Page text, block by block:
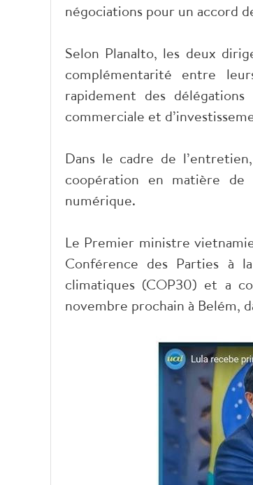
négociations pour un accord
Selon Planalto, les deux
complémentarité entre
rapidement des
commerciale et
Dans le cadre de
coopération en matière de
numérique.
Le Premier ministre
Conférence des Parties à
climatiques (COP30) et a
novembre prochain à Belém,